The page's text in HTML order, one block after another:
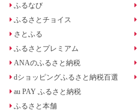
ふるなび
ふるさとチョイス
さとふる
ふるさとプレミアム
ANAのふるさと納税
dショッピングふるさと納税百選
au PAY ふるさと納税
ふるさと本舗